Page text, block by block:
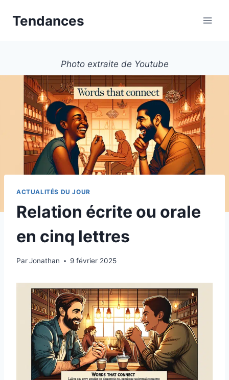
Tendances
Photo extraite de Youtube
ACTUALITÉS DU JOUR
Relation écrite ou orale
en cinq lettres
ParJonathan 9 février 2025